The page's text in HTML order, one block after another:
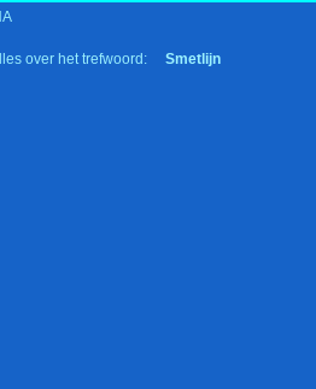
over het trefwoord: Smetlijn